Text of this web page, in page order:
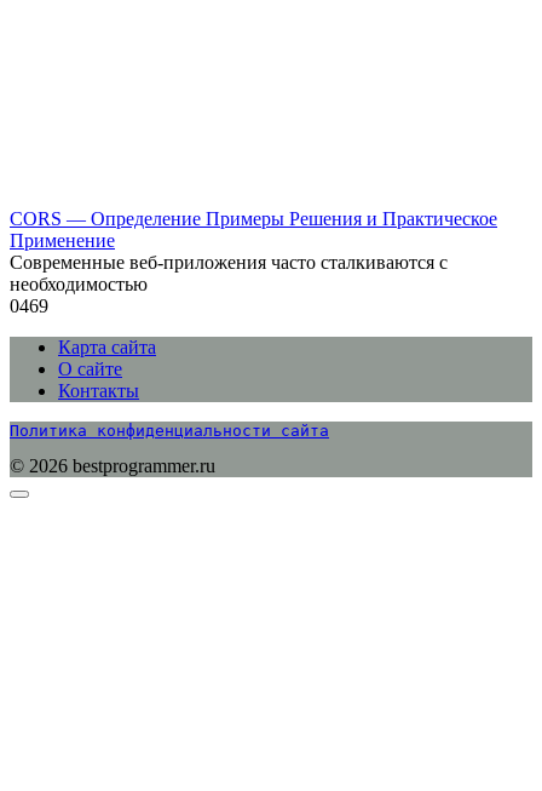
CORS — Определение Примеры Решения и Практическое
Применение
Современные веб-приложения часто сталкиваются с
необходимостью
0469
Карта сайта
О сайте
Контакты
Политика конфиденциальности сайта
© 2026 bestprogrammer.ru